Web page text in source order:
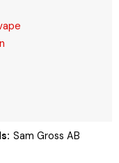
Sam Gross AB